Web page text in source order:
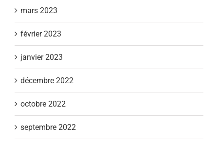
mars 2023
février 2023
janvier 2023
décembre 2022
octobre 2022
septembre 2022